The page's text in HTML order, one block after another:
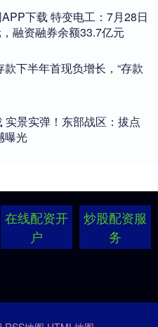
下载 特变电工：7月28日
融资融券余额33.7亿元
下半年首现负增长，“存款
实景实弹！东部战区：拔点
曝光
在线配资开
户
炒股配资服
务